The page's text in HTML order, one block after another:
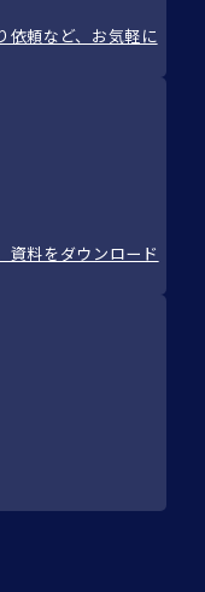
依頼など、お気軽に
資料をダウンロード